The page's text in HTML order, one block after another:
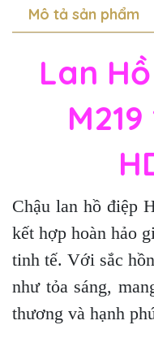
Mô tả sản phẩm
Lan
Chậu lan hồ điệp
kết hợp hoàn hảo
tinh tế. Với sắc
như tỏa sáng,
thương và hạnh